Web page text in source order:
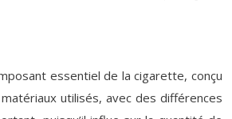
essentiel de la cigarette, conçu
utilisés, avec des différences